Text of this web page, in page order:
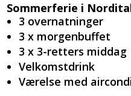
Sommerferie i
3 overnatninger
3 x morgenbuffet
3 x 3-retters middag
Velkomstdrink
Værelse med